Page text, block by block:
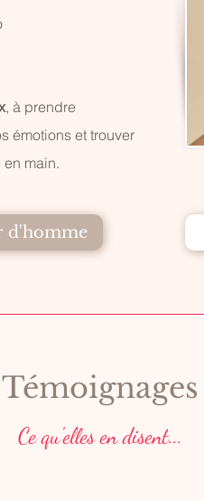
, à prendre
émotions et trouver
main.
d'homme
Témoignages
Ce qu'elles en disent...